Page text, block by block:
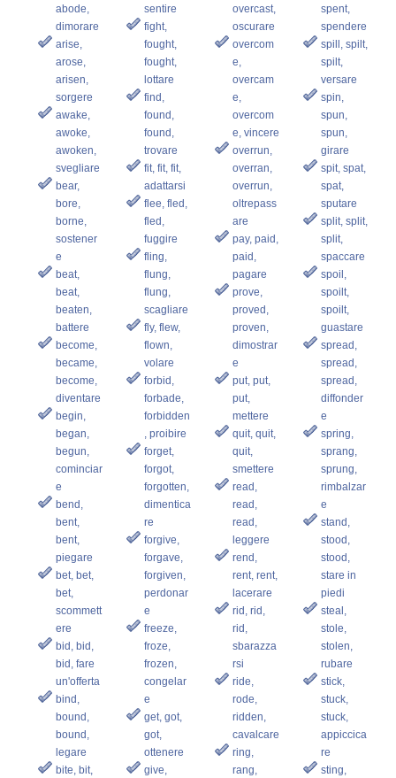
abode,
dimorare
arise,
arose,
arisen,
sorgere
awake,
awoke,
awoken,
svegliare
bear,
bore,
borne,
sostener
e
beat,
beat,
beaten,
battere
become,
became,
become,
diventare
begin,
began,
begun,
cominciar
e
bend,
bent,
bent,
piegare
bet, bet,
bet,
scommett
ere
bid, bid,
bid, fare
un'offerta
bind,
bound,
bound,
legare
bite, bit,
sentire
fight,
fought,
fought,
lottare
find,
found,
found,
trovare
fit, fit, fit,
adattarsi
flee, fled,
fled,
fuggire
fling,
flung,
flung,
scagliare
fly, flew,
flown,
volare
forbid,
forbade,
forbidden
, proibire
forget,
forgot,
forgotten,
dimentica
re
forgive,
forgave,
forgiven,
perdonar
e
freeze,
froze,
frozen,
congelar
e
get, got,
got,
ottenere
give,
overcast,
oscurare
overcom
e,
overcam
e,
overcom
e, vincere
overrun,
overran,
overrun,
oltrepass
are
pay, paid,
paid,
pagare
prove,
proved,
proven,
dimostrar
e
put, put,
put,
mettere
quit, quit,
quit,
smettere
read,
read,
read,
leggere
rend,
rent, rent,
lacerare
rid, rid,
rid,
sbarazza
rsi
ride,
rode,
ridden,
cavalcare
ring,
rang,
spent,
spendere
spill, spilt,
spilt,
versare
spin,
spun,
spun,
girare
spit, spat,
spat,
sputare
split, split,
split,
spaccare
spoil,
spoilt,
spoilt,
guastare
spread,
spread,
spread,
diffonder
e
spring,
sprang,
sprung,
rimbalzar
e
stand,
stood,
stood,
stare in
piedi
steal,
stole,
stolen,
rubare
stick,
stuck,
stuck,
appiccica
re
sting,